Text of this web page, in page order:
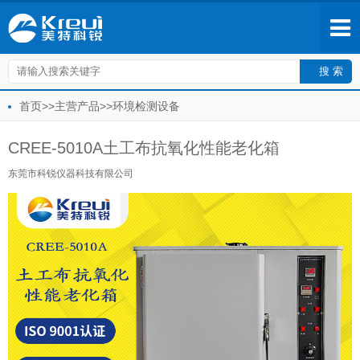
首页>>主营产品>>环境检测设备
CREE-5010A土工布抗氧化性能老化箱
东莞市科锐仪器科技有限公司